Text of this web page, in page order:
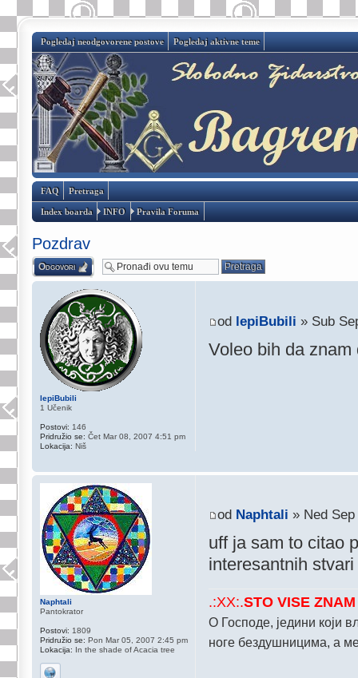
Pogledaj neodgovorene postove Pogledaj aktivne teme
FAQ Pretraga
Index boarda INFO Pravila Foruma
Pozdrav
Odgovori
od lepiBubili » Sub
Voleo bih da
lepiBubili
1 Učenik
Postovi: 146
Pridružio se: Čet Mar 08, 2007 4:51 pm
Lokacija: Niš
od Naphtali » Ned
uff ja sam to citao
interesantnih
.:XX:.STO VISE
О Господе, једини који
ноге бездушницима, а
Naphtali
Pantokrator
Postovi: 1809
Pridružio se: Pon Mar 05, 2007 2:45 pm
Lokacija: In the shade of Acacia tree